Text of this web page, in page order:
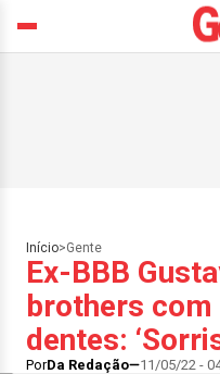
Início>Gente
Ex-BBB
brothers com
dentes:
PorDa Redação 11/05/22 -